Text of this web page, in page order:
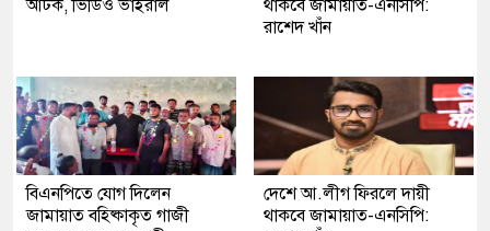
আটক, ভিডিও ভাইরাল
থাকবে জামায়াত-এনসিপি:
রাশেদ খাঁন
বিএনপিতে যোগ দিলেন
জামায়াত বহিষ্কাকৃত গাজী
দেশে আ.লীগ ফিরলে দায়ী
থাকবে জামায়াত-এনসিপি: